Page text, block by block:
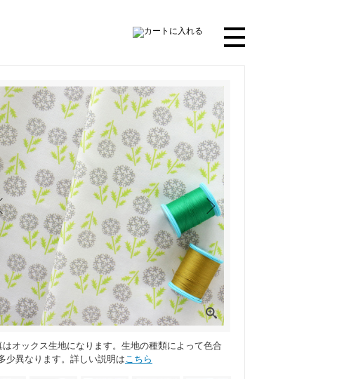
オックス生地になります。生地の種類によって色合
少異なります。詳しい説明はこちら